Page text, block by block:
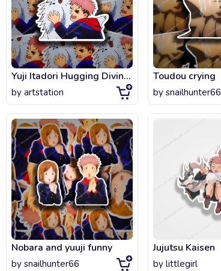
Yuji Itadori Hugging Divine Dog - Jujutsu Kaisen
by artstation
Nobara and yuuji funny
by snailhunter66
Toudou crying
by snailhunter66
Jujutsu Kaisen
by littlegirl